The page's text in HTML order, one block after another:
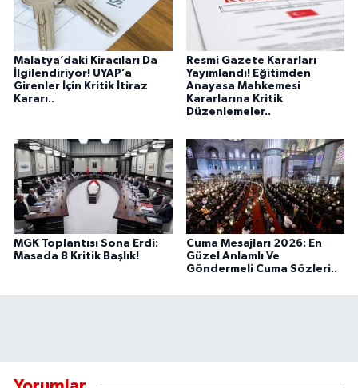
Malatya’daki Kiracıları Da
İlgilendiriyor! UYAP’a
Girenler İçin Kritik İtiraz
Kararı..
Resmi Gazete Kararları
Yayımlandı! Eğitimden
Anayasa Mahkemesi
Kararlarına Kritik
Düzenlemeler..
MGK Toplantısı Sona Erdi:
Masada 8 Kritik Başlık!
Cuma Mesajları 2026: En
Güzel Anlamlı Ve
Göndermeli Cuma Sözleri..